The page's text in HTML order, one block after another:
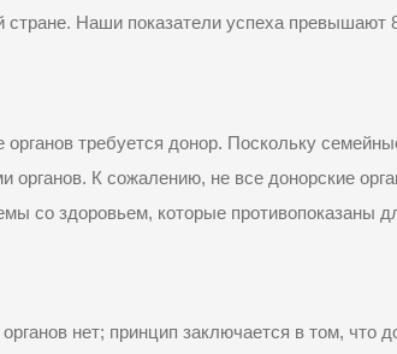
Наши показатели успеха превышают
требуется донор. Поскольку
органов. К сожалению, не все донорские
со здоровьем, которые противопоказаны
нет; принцип заключается в том,